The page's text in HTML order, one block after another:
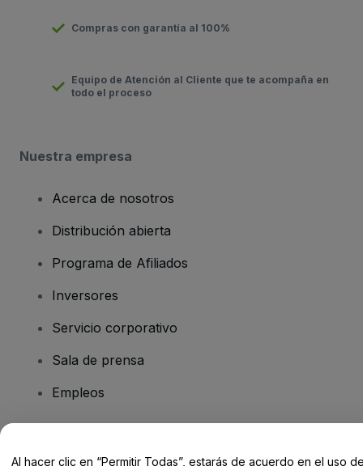
Compras con garantía al 100%
Equipo de Atención al Cliente que te acompaña en
todo el proceso
Nuestra empresa
Acerca de nosotros
Distribución abierta
Programa de Afiliados
Inversores
Servicio corporativo
Sala de prensa
Empleos
Al hacer clic en “Permitir Todas”, estarás de acuerdo en el uso